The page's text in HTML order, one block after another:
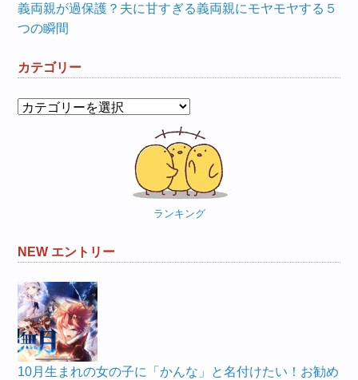
義両親が過保護？夫に甘すぎる義両親にモヤモヤする５
つの瞬間
カテゴリー
カ
ランキング
NEW エントリー
10月生まれの女の子に「かんな」と名付けたい！お勧め